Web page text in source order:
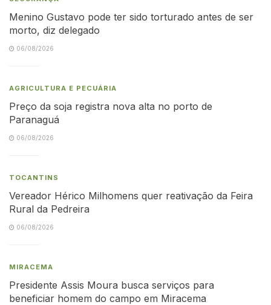
Menino Gustavo pode ter sido torturado antes de ser
morto, diz delegado
06/08/2026
AGRICULTURA E PECUÁRIA
Preço da soja registra nova alta no porto de
Paranaguá
06/08/2026
TOCANTINS
Vereador Hérico Milhomens quer reativação da Feira
Rural da Pedreira
06/08/2026
MIRACEMA
Presidente Assis Moura busca serviços para
beneficiar homem do campo em Miracema